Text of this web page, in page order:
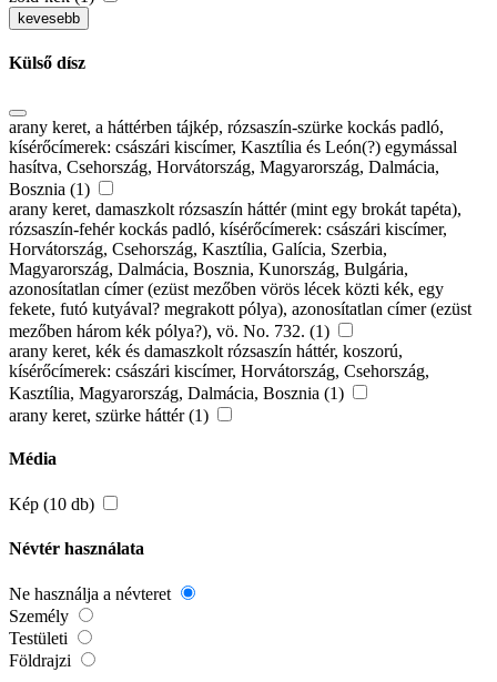
kevesebb
Külső dísz
arany keret, a háttérben tájkép, rózsaszín-szürke kockás padló,
kísérőcímerek: császári kiscímer, Kasztília és León(?) egymással
hasítva, Csehország, Horvátország, Magyarország, Dalmácia,
Bosznia (1)
arany keret, damaszkolt rózsaszín háttér (mint egy brokát tapéta),
rózsaszín-fehér kockás padló, kísérőcímerek: császári kiscímer,
Horvátország, Csehország, Kasztília, Galícia, Szerbia,
Magyarország, Dalmácia, Bosznia, Kunország, Bulgária,
azonosítatlan címer (ezüst mezőben vörös lécek közti kék, egy
fekete, futó kutyával? megrakott pólya), azonosítatlan címer (ezüst
mezőben három kék pólya?), vö. No. 732. (1)
arany keret, kék és damaszkolt rózsaszín háttér, koszorú,
kísérőcímerek: császári kiscímer, Horvátország, Csehország,
Kasztília, Magyarország, Dalmácia, Bosznia (1)
arany keret, szürke háttér (1)
Média
Kép (10 db)
Névtér használata
Ne használja a névteret
Személy
Testületi
Földrajzi